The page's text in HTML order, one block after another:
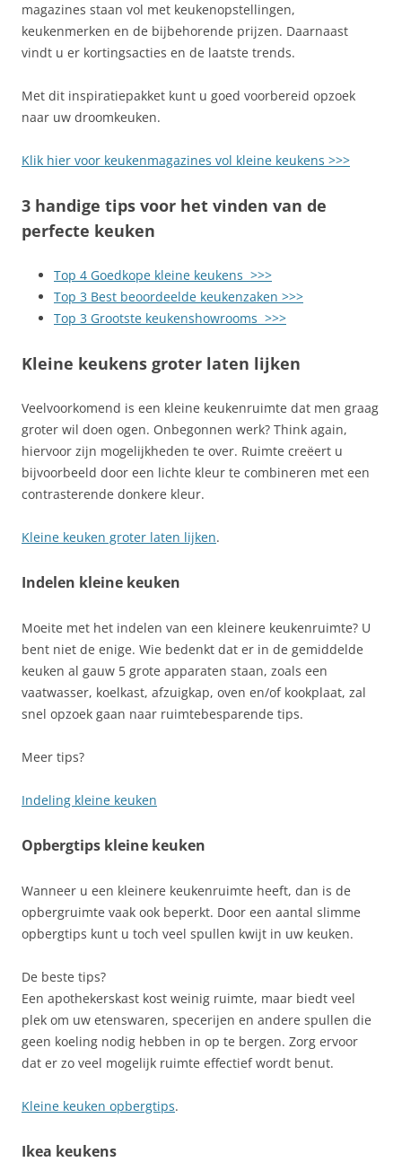
magazines staan vol met keukenopstellingen,
keukenmerken en de bijbehorende prijzen. Daarnaast
vindt u er kortingsacties en de laatste trends.
Met dit inspiratiepakket kunt u goed voorbereid opzoek
naar uw droomkeuken.
Klik hier voor keukenmagazines vol kleine keukens >>>
3 handige tips voor het vinden van de
perfecte keuken
Top 4 Goedkope kleine keukens >>>
Top 3 Best beoordeelde keukenzaken >>>
Top 3 Grootste keukenshowrooms >>>
Kleine keukens groter laten lijken
Veelvoorkomend is een kleine keukenruimte dat men graag
groter wil doen ogen. Onbegonnen werk? Think again,
hiervoor zijn mogelijkheden te over. Ruimte creëert u
bijvoorbeeld door een lichte kleur te combineren met een
contrasterende donkere kleur.
Kleine keuken groter laten lijken.
Indelen kleine keuken
Moeite met het indelen van een kleinere keukenruimte? U
bent niet de enige. Wie bedenkt dat er in de gemiddelde
keuken al gauw 5 grote apparaten staan, zoals een
vaatwasser, koelkast, afzuigkap, oven en/of kookplaat, zal
snel opzoek gaan naar ruimtebesparende tips.
Meer tips?
Indeling kleine keuken
Opbergtips kleine keuken
Wanneer u een kleinere keukenruimte heeft, dan is de
opbergruimte vaak ook beperkt. Door een aantal slimme
opbergtips kunt u toch veel spullen kwijt in uw keuken.
De beste tips?
Een apothekerskast kost weinig ruimte, maar biedt veel
plek om uw etenswaren, specerijen en andere spullen die
geen koeling nodig hebben in op te bergen. Zorg ervoor
dat er zo veel mogelijk ruimte effectief wordt benut.
Kleine keuken opbergtips.
Ikea keukens